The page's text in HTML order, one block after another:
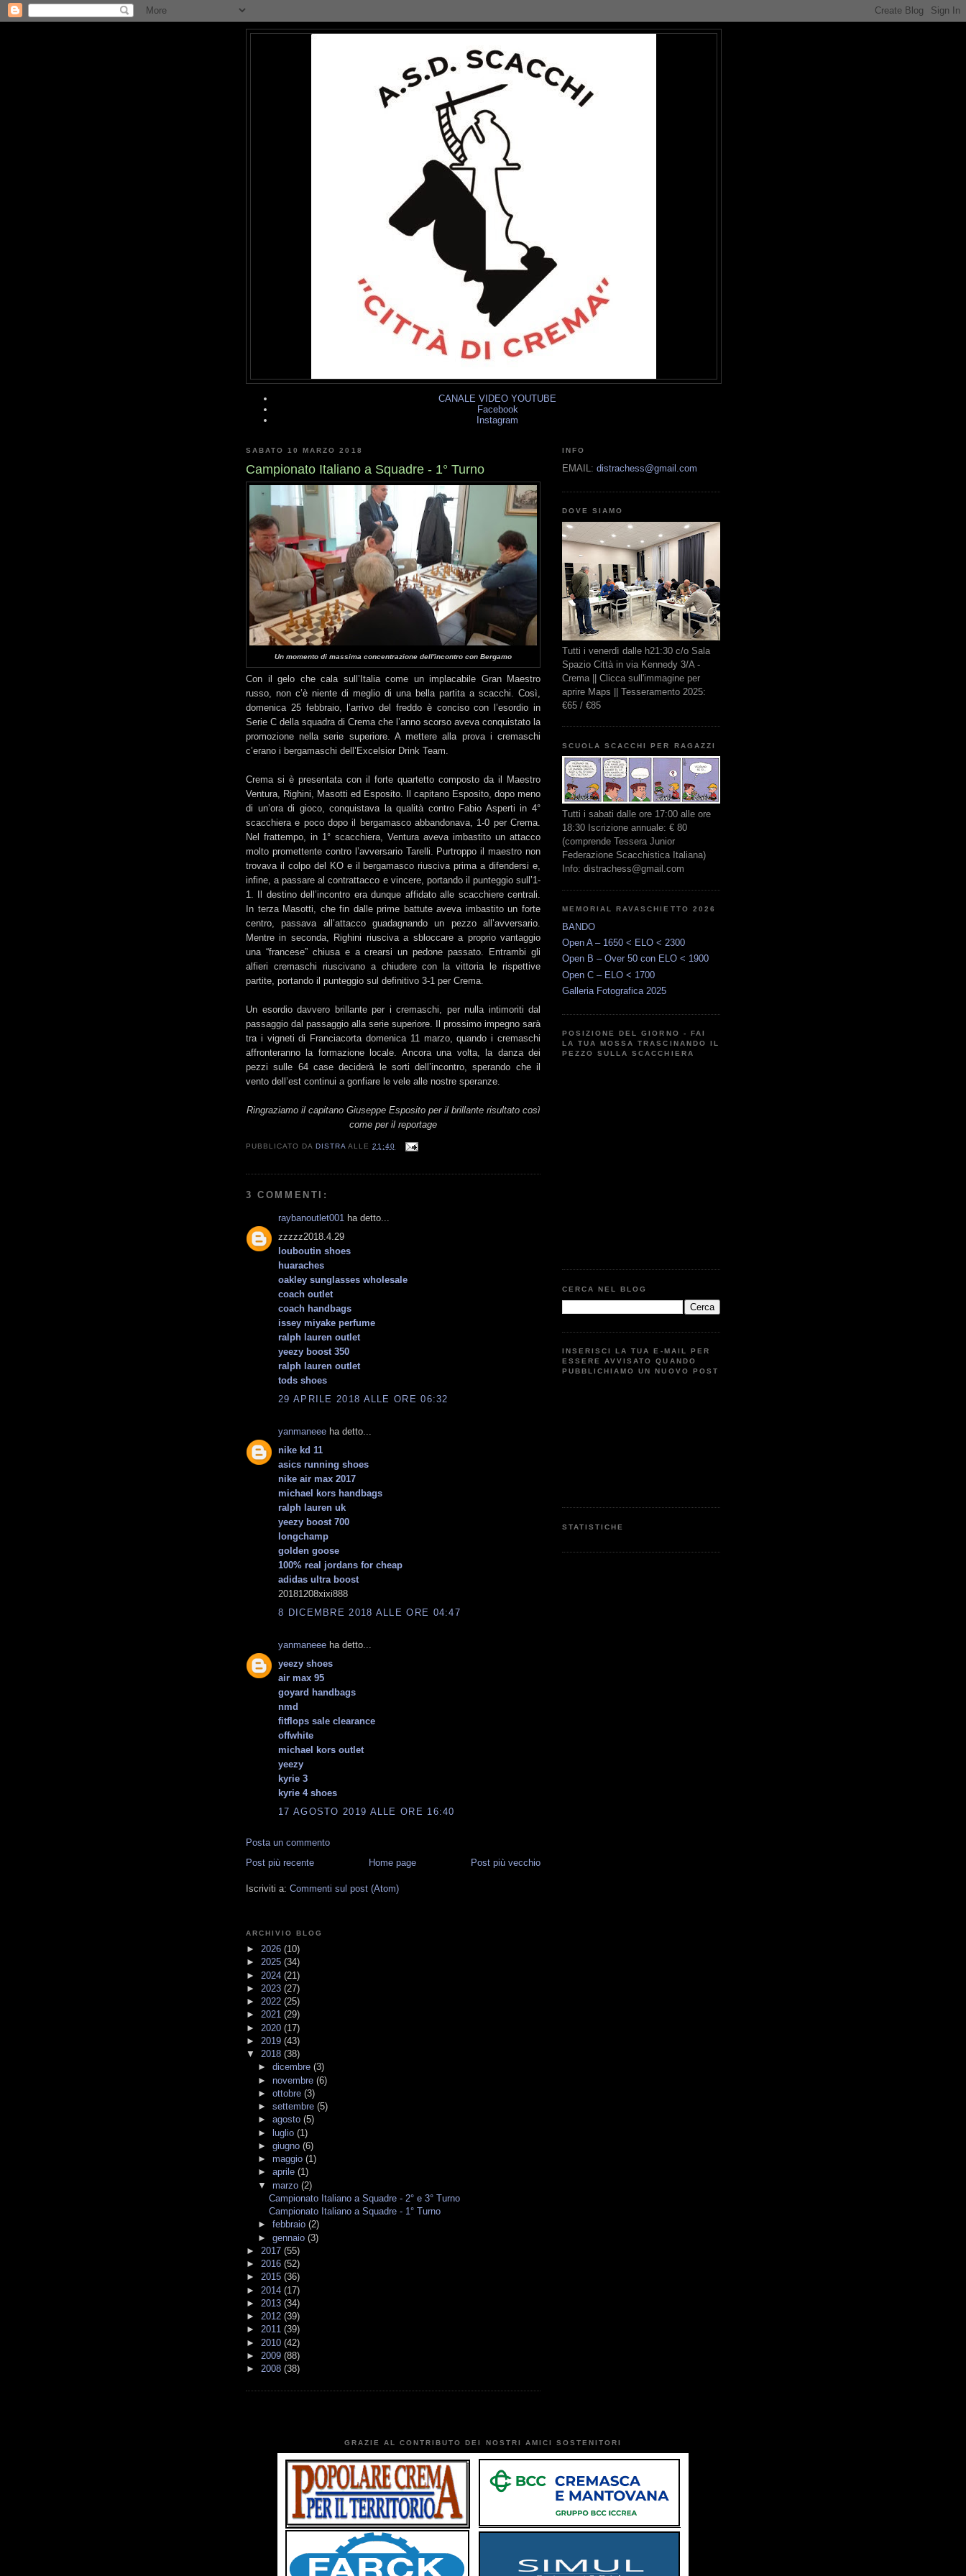
CANALE VIDEO YOUTUBE
Facebook
Instagram
SABATO 10 MARZO 2018
Campionato Italiano a Squadre - 1° Turno
Un momento di massima concentrazione dell'incontro con Bergamo
Con il gelo che cala sull’Italia come un implacabile Gran Maestro
russo, non c’è niente di meglio di una bella partita a scacchi. Così,
domenica 25 febbraio, l’arrivo del freddo è conciso con l’esordio in
Serie C della squadra di Crema che l’anno scorso aveva conquistato la
promozione nella serie superiore. A mettere alla prova i cremaschi
c’erano i bergamaschi dell’Excelsior Drink Team.
Crema si è presentata con il forte quartetto composto da il Maestro
Ventura, Righini, Masotti ed Esposito. Il capitano Esposito, dopo meno
di un’ora di gioco, conquistava la qualità contro Fabio Asperti in 4°
scacchiera e poco dopo il bergamasco abbandonava, 1-0 per Crema.
Nel frattempo, in 1° scacchiera, Ventura aveva imbastito un attacco
molto promettente contro l’avversario Tarelli. Purtroppo il maestro non
trovava il colpo del KO e il bergamasco riusciva prima a difendersi e,
infine, a passare al contrattacco e vincere, portando il punteggio sull’1-
1. Il destino dell’incontro era dunque affidato alle scacchiere centrali.
In terza Masotti, che fin dalle prime battute aveva imbastito un forte
centro, passava all’attacco guadagnando un pezzo all’avversario.
Mentre in seconda, Righini riusciva a sbloccare a proprio vantaggio
una “francese” chiusa e a crearsi un pedone passato. Entrambi gli
alfieri cremaschi riuscivano a chiudere con la vittoria le rispettive
partite, portando il punteggio sul definitivo 3-1 per Crema.
Un esordio davvero brillante per i cremaschi, per nulla intimoriti dal
passaggio dal passaggio alla serie superiore. Il prossimo impegno sarà
tra i vigneti di Franciacorta domenica 11 marzo, quando i cremaschi
affronteranno la formazione locale. Ancora una volta, la danza dei
pezzi sulle 64 case deciderà le sorti dell’incontro, sperando che il
vento dell’est continui a gonfiare le vele alle nostre speranze.
Ringraziamo il capitano Giuseppe Esposito per il brillante risultato così
come per il reportage
PUBBLICATO DADISTRA ALLE21:40
3 COMMENTI:
raybanoutlet001 ha detto...
zzzzz2018.4.29
louboutin shoes
huaraches
oakley sunglasses wholesale
coach outlet
coach handbags
issey miyake perfume
ralph lauren outlet
yeezy boost 350
ralph lauren outlet
tods shoes
29 APRILE 2018 ALLE ORE 06:32
yanmaneee ha detto...
nike kd 11
asics running shoes
nike air max 2017
michael kors handbags
ralph lauren uk
yeezy boost 700
longchamp
golden goose
100% real jordans for cheap
adidas ultra boost
20181208xixi888
8 DICEMBRE 2018 ALLE ORE 04:47
yanmaneee ha detto...
yeezy shoes
air max 95
goyard handbags
nmd
fitflops sale clearance
offwhite
michael kors outlet
yeezy
kyrie 3
kyrie 4 shoes
17 AGOSTO 2019 ALLE ORE 16:40
Posta un commento
Post più recente
Post più vecchio
Home page
Iscriviti a: Commenti sul post (Atom)
ARCHIVIO BLOG
► 2026 (10)
► 2025 (34)
► 2024 (21)
► 2023 (27)
► 2022 (25)
► 2021 (29)
► 2020 (17)
► 2019 (43)
▼ 2018 (38)
► dicembre (3)
► novembre (6)
► ottobre (3)
► settembre (5)
► agosto (5)
► luglio (1)
► giugno (6)
► maggio (1)
► aprile (1)
▼ marzo (2)
Campionato Italiano a Squadre - 2° e 3° Turno
Campionato Italiano a Squadre - 1° Turno
► febbraio (2)
► gennaio (3)
► 2017 (55)
► 2016 (52)
► 2015 (36)
► 2014 (17)
► 2013 (34)
► 2012 (39)
► 2011 (39)
► 2010 (42)
► 2009 (88)
► 2008 (38)
INFO
EMAIL: distrachess@gmail.com
DOVE SIAMO
Tutti i venerdì dalle h21:30 c/o Sala
Spazio Città in via Kennedy 3/A -
Crema || Clicca sull'immagine per
aprire Maps || Tesseramento 2025:
€65 / €85
SCUOLA SCACCHI PER RAGAZZI
Tutti i sabati dalle ore 17:00 alle ore
18:30 Iscrizione annuale: € 80
(comprende Tessera Junior
Federazione Scacchistica Italiana)
Info: distrachess@gmail.com
MEMORIAL RAVASCHIETTO 2026
BANDO
Open A – 1650 < ELO < 2300
Open B – Over 50 con ELO < 1900
Open C – ELO < 1700
Galleria Fotografica 2025
POSIZIONE DEL GIORNO - FAI
LA TUA MOSSA TRASCINANDO IL
PEZZO SULLA SCACCHIERA
CERCA NEL BLOG
INSERISCI LA TUA E-MAIL PER
ESSERE AVVISATO QUANDO
PUBBLICHIAMO UN NUOVO POST
STATISTICHE
GRAZIE AL CONTRIBUTO DEI NOSTRI AMICI SOSTENITORI